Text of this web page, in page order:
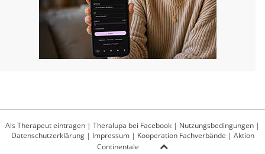
Als Therapeut eintragen | Theralupa bei Facebook | Nutzungsbedingungen |
Datenschutzerklärung| Impressum| Kooperation Fachverbände | Aktion
Continentale